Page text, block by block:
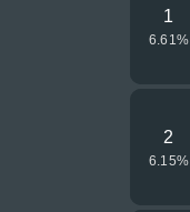
1
6.61 %
2
6.15%